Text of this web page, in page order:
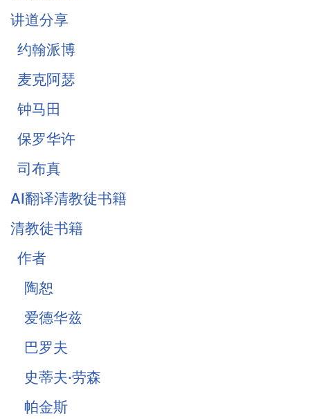
《柔和谦卑》合集
战胜罪恶的惧怕
讲道分享
约翰派博
麦克阿瑟
钟马田
保罗华许
司布真
AI翻译清教徒书籍
清教徒书籍
作者
陶恕
爱德华兹
巴罗夫
史蒂夫·劳森
帕金斯